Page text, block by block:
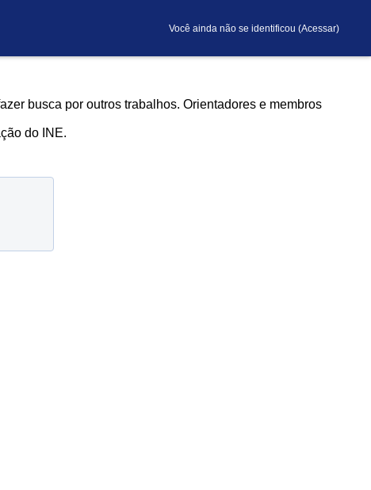
Você ainda não se identificou (Acessar)
busca por outros trabalhos. Orientadores e membros
do INE.